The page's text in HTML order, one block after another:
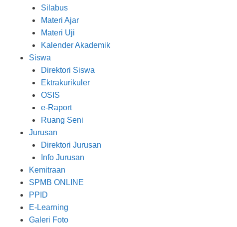
Silabus
Materi Ajar
Materi Uji
Kalender Akademik
Siswa
Direktori Siswa
Ektrakurikuler
OSIS
e-Raport
Ruang Seni
Jurusan
Direktori Jurusan
Info Jurusan
Kemitraan
SPMB ONLINE
PPID
E-Learning
Galeri Foto